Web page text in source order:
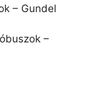
– Gundel
–